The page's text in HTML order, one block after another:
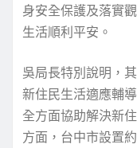
身安全保護及落實
生活順利平安。
吳局長特別說明，
新住民生活適應輔
全方面協助解決新
方面，台中市設置